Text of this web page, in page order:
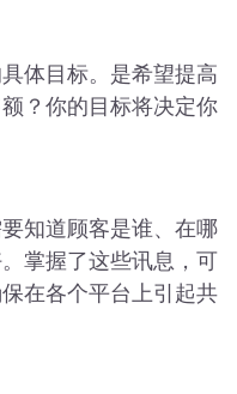
体目标。是希望提高
？你的目标将决定你
知道顾客是谁、在哪
掌握了这些讯息，可
在各个平台上引起共